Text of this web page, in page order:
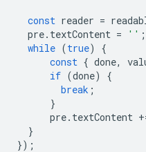
const reader =
pre. textContent = '' ;
while (true)
{
const { done,
if (done)
{
break ;
}
pre. textContent
}
});